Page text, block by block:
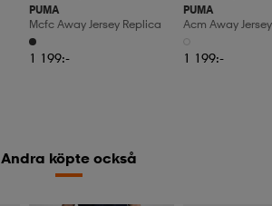
PUMA
Mcfc Away Jersey Replica
1 199:-
PUMA
Acm Away
1 199:-
Andra köpte också